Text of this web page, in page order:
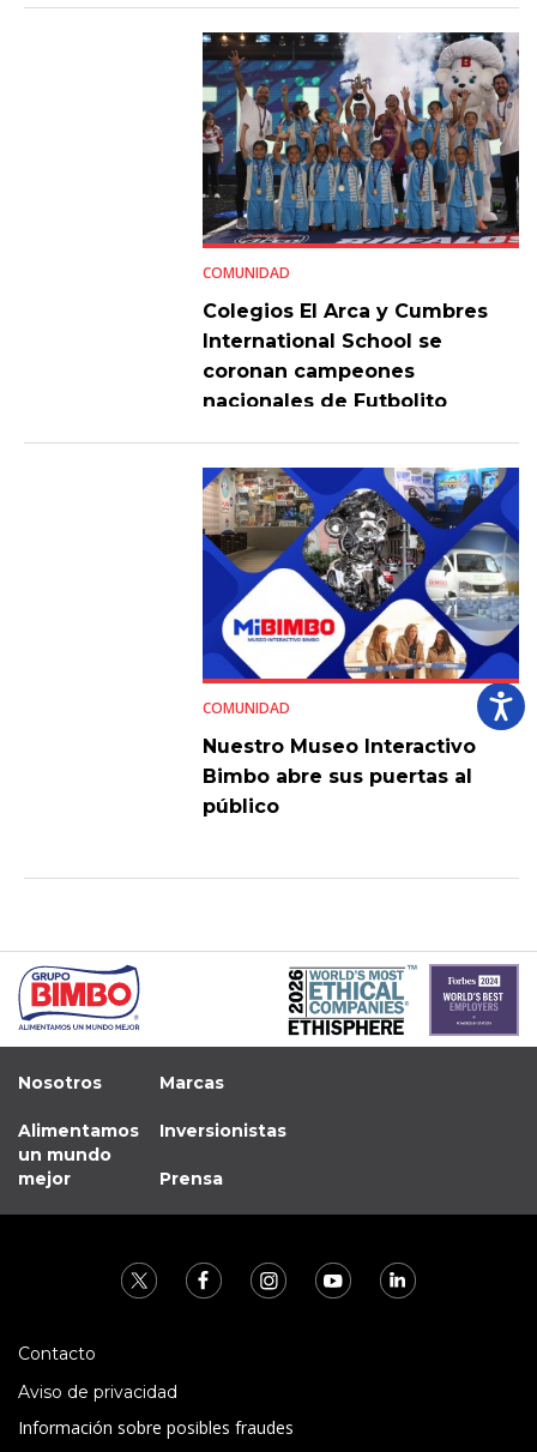
COMUNIDAD
Colegios El Arca y Cumbres
International School se
coronan campeones
nacionales de Futbolito
COMUNIDAD
Nuestro Museo Interactivo
Bimbo abre sus puertas al
público
Nosotros
Alimentamos
un mundo
mejor
Marcas
Inversionistas
Prensa
Contacto
Aviso de privacidad
Información sobre posibles fraudes